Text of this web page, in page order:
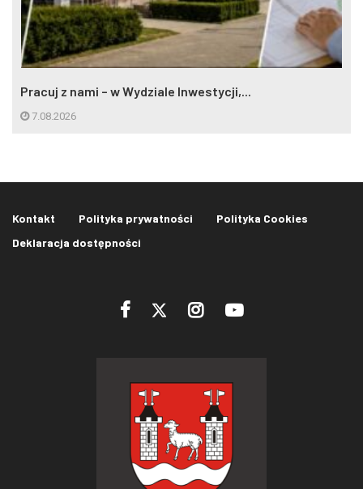
Pracuj z nami – w Wydziale Inwestycji,...
7.08.2026
Kontakt Polityka prywatności
Polityka Cookies
Deklaracja dostępności